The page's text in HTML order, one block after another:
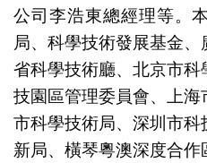
公司李浩東總經理等。
局、科學技術發展基金
省科學技術廳、北京市
技園區管理委員會、上海
市科學技術局、深圳市科
新局、橫琴粵澳深度合